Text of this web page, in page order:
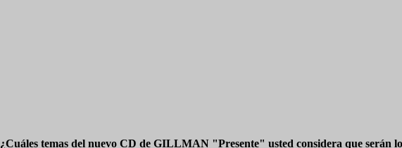
¿Cuáles temas del nuevo CD de GILLMAN "Presente" usted considera que serán